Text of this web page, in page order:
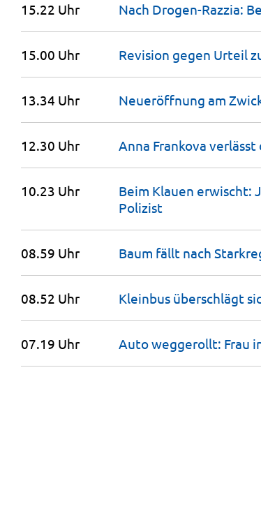
15.22 Uhr Nach Drogen-Razzia:
15.00 Uhr Revision gegen Urteil
13.34 Uhr Neueröffnung am
12.30 Uhr Anna Frankova verlässt
10.23 Uhr
Beim Klauen erwischt:
Polizist
08.59 Uhr Baum fällt nach
08.52 Uhr Kleinbus überschlägt
07.19 Uhr Auto weggerollt: Frau